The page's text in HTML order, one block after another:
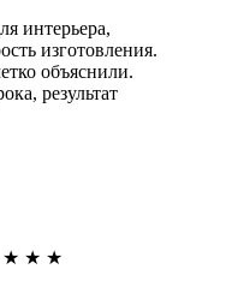
интерьера,
изготовления.
объяснили.
результат
★ ★ ★